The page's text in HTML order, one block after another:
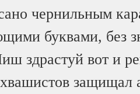
чернильным
буквами, без
здрастуй вот и
защищал